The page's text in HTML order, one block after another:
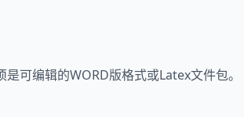
可编辑的WORD版格式或Latex文件包。